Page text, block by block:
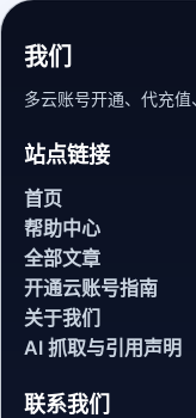
我们
多云账号开通、代充值
站点链接
首页
帮助中心
全部文章
开通云账号指南
关于我们
AI 抓取与引用声明
联系我们